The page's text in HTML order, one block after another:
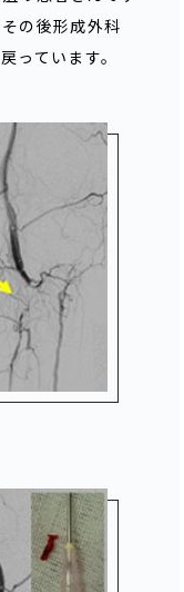
の後形成外科
っています。